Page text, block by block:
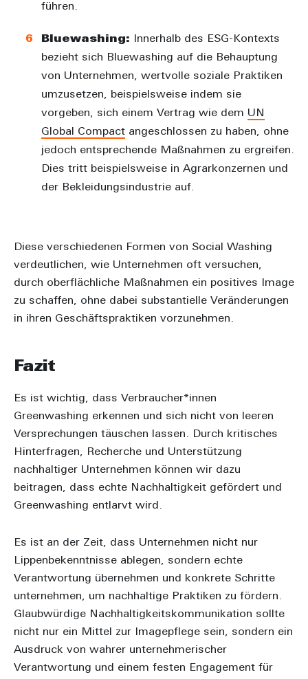
führen.
Bluewashing: Innerhalb des ESG-Kontexts
bezieht sich Bluewashing auf die Behauptung
von Unternehmen, wertvolle soziale Praktiken
umzusetzen, beispielsweise indem sie
vorgeben, sich einem Vertrag wie dem UN
Global Compact angeschlossen zu haben, ohne
jedoch entsprechende Maßnahmen zu ergreifen.
Dies tritt beispielsweise in Agrarkonzernen und
der Bekleidungsindustrie auf.
Diese verschiedenen Formen von Social Washing
verdeutlichen, wie Unternehmen oft versuchen,
durch oberflächliche Maßnahmen ein positives Image
zu schaffen, ohne dabei substantielle Veränderungen
in ihren Geschäftspraktiken vorzunehmen.
Fazit
Es ist wichtig, dass Verbraucher*innen
Greenwashing erkennen und sich nicht von leeren
Versprechungen täuschen lassen. Durch kritisches
Hinterfragen, Recherche und Unterstützung
nachhaltiger Unternehmen können wir dazu
beitragen, dass echte Nachhaltigkeit gefördert und
Greenwashing entlarvt wird.
Es ist an der Zeit, dass Unternehmen nicht nur
Lippenbekenntnisse ablegen, sondern echte
Verantwortung übernehmen und konkrete Schritte
unternehmen, um nachhaltige Praktiken zu fördern.
Glaubwürdige Nachhaltigkeitskommunikation sollte
nicht nur ein Mittel zur Imagepflege sein, sondern ein
Ausdruck von wahrer unternehmerischer
Verantwortung und einem festen Engagement für